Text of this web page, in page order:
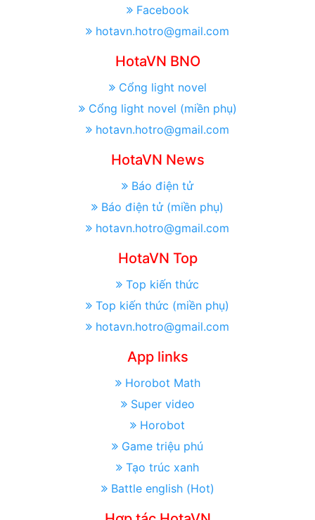
Facebook
hotavn.hotro@gmail.com
HotaVN BNO
Cổng light novel
Cổng light novel (miền phụ)
hotavn.hotro@gmail.com
HotaVN News
Báo điện tử
Báo điện tử (miền phụ)
hotavn.hotro@gmail.com
HotaVN Top
Top kiến thức
Top kiến thức (miền phụ)
hotavn.hotro@gmail.com
App links
Horobot Math
Super video
Horobot
Game triệu phú
Tạo trúc xanh
Battle english (Hot)